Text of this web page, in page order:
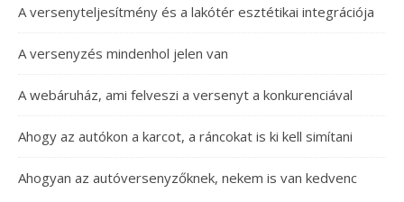
A versenyteljesítmény és a lakótér esztétikai integrációja
A versenyzés mindenhol jelen van
A webáruház, ami felveszi a versenyt a konkurenciával
Ahogy az autókon a karcot, a ráncokat is ki kell simítani
Ahogyan az autóversenyzőknek, nekem is van kedvenc